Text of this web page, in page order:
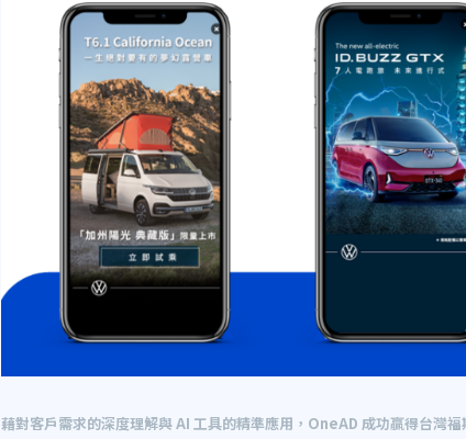
藉對客戶需求的深度理解與 AI 工具的精準應用，OneAD 成功贏得台灣